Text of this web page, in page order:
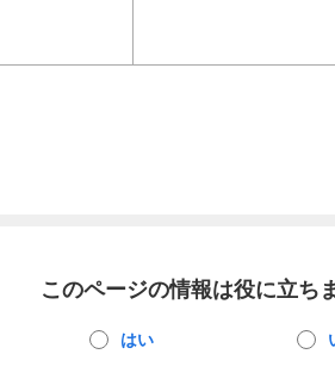
このページの情報は役に立ち
はい